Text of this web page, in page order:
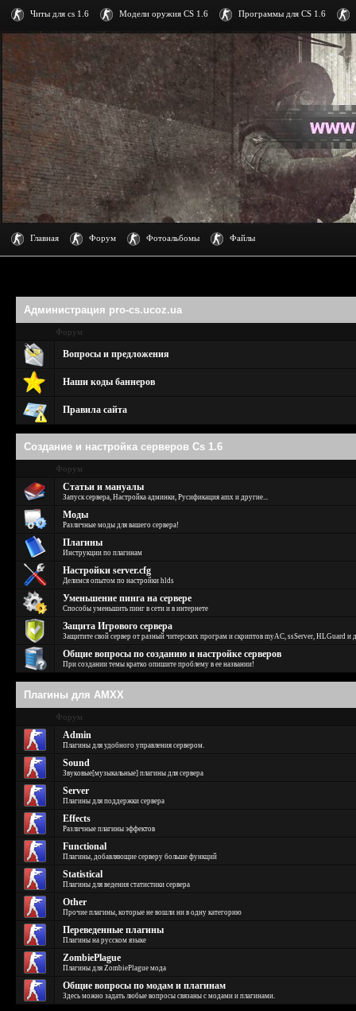
Читы для cs 1.6 Модели оружия CS 1.6 Программы для CS 1.6
Главная Форум Фотоальбомы Файлы
Администрация pro-cs.ucoz.ua
Форум
Вопросы и предложения
Наши коды баннеров
Правила сайта
Создание и настройка серверов Cs 1.6
Форум
Статьи и мануалы
Запуск сервера, Настройка админки, Русификация amx и другие...
Моды
Различные моды для вашего сервера!
Плагины
Инструкции по плагинам
Настройки server.cfg
Делимся опытом по настройки hlds
Уменьшение пинга на сервере
Способы уменьшить пинг в сети и в интернете
Защита Игрового сервера
Защитите свой сервер от разный читерских програм и скриптов myAC, ssServer, HLGuard и
Общие вопросы по созданию и настройке серверов
При создании темы кратко опишите проблему в ее названии!
Плагины для AMXX
Форум
Admin
Плагины для удобного управления сервером.
Sound
Звуковые[музыкальные] плагины для сервера
Server
Плагины для поддержки сервера
Effects
Различные плагины эффектов
Functional
Плагины, добавляющие серверу больше функций
Statistical
Плагины для ведения статистики сервера
Other
Прочие плагины, которые не вошли ни в одну категорию
Переведенные плагины
Плагины на русском языке
ZombiePlague
Плагины для ZombiePlague мода
Общие вопросы по модам и плагинам
Здесь можно задать любые вопросы связаны с модами и плагинами.